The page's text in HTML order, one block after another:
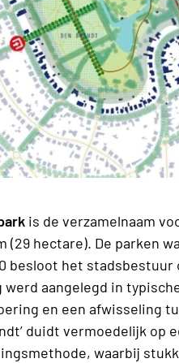
is de verzamelnaam
(29 hectare). De parken
besloot het
werd aangelegd in
en een afwisseling
duidt vermoedelijk op
waarbij